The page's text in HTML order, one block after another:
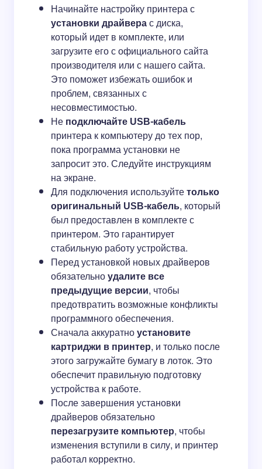
Начинайте настройку принтера с
установки драйверас диска,
который идет в комплекте, или
загрузите его с официального сайта
производителя или с нашего сайта.
Это поможет избежать ошибок и
проблем, связанных с
несовместимостью.
Неподключайте USB-кабель
принтера к компьютеру до тех пор,
пока программа установки не
запросит это. Следуйте инструкциям
на экране.
Для подключения используйтетолько
оригинальный USB-кабель, который
был предоставлен в комплекте с
принтером. Это гарантирует
стабильную работу устройства.
Перед установкой новых драйверов
обязательноудалите все
предыдущие версии, чтобы
предотвратить возможные конфликты
программного обеспечения.
Сначала аккуратноустановите
картриджи в принтер, и только после
этого загружайте бумагу в лоток. Это
обеспечит правильную подготовку
устройства к работе.
После завершения установки
драйверов обязательно
перезагрузите компьютер, чтобы
изменения вступили в силу, и принтер
работал корректно.